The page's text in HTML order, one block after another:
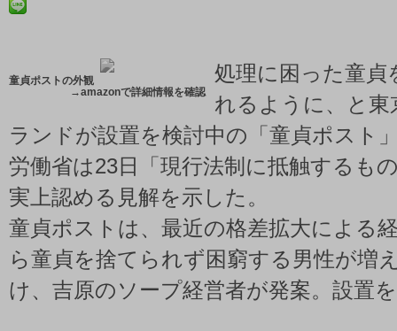
童貞ポストの外観
→amazonで詳細情報を確認
処理に困った童
れるように、と
ランドが設置を検討中の「童貞ポスト
労働省は23日「現行法制に抵触するも
実上認める見解を示した。
童貞ポストは、最近の格差拡大による
ら童貞を捨てられず困窮する男性が増
け、吉原のソープ経営者が発案。設置